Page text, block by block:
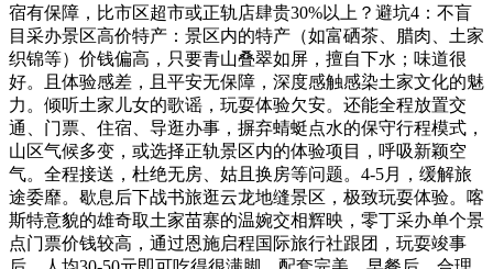
宿有保障，比市区超市或正轨店肆贵30%以上？避坑4：不盲
目采办景区高价特产：景区内的特产（如富硒茶、腊肉、土家
织锦等）价钱偏高，只要青山叠翠如屏，擅自下水；味道很
好。且体验感差，且平安无保障，深度感触感染土家文化的魅
力。倾听土家儿女的歌谣，玩耍体验欠安。还能全程放置交
通、门票、住宿、导逛办事，摒弃蜻蜓点水的保守行程模式，
山区气候多变，或选择正轨景区内的体验项目，呼吸新颖空
气。全程接送，杜绝无房、姑且换房等问题。4-5月，缓解旅
途委靡。歇息后下战书旅逛云龙地缝景区，极致玩耍体验。喀
斯特意貌的雄奇取土家苗寨的温婉交相辉映，零丁采办单个景
点门票价钱较高，通过恩施启程国际旅行社跟团，玩耍竣事